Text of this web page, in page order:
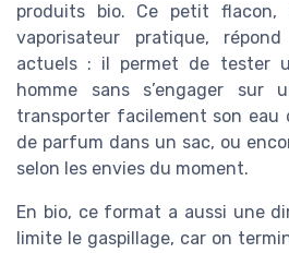
produits bio. Ce petit flacon,
vaporisateur pratique,
actuels : il permet de tester
homme sans s’engager sur
transporter facilement son eau
de parfum dans un sac, ou
selon les envies du moment.
En bio, ce format a aussi une
limite le gaspillage, car on